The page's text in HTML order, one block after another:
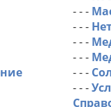
- - -
- - -
- - -
- - -
- - -
- - -